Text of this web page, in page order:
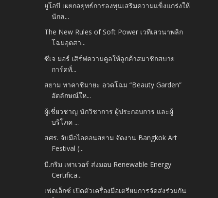
ยูโอบี เผยกลยุทธ์การลงทุนเสริมความแข็งแกร่งให้
นักล...
The New Rules of Soft Power เวทีเสวนาพลิก
โฉมอุตสา...
ซีเจ มอร์ เสิร์ฟความคูลให้ลูกค้าสมาชิกสบาย
การ์ดทั่...
สยาม ทาคาชิมายะ อวดโฉม “Beauty Garden”
อัตลักษณ์ให...
ผู้เชี่ยวชาญ นักวิชาการ ผู้ประกอบการ และผู้
บริโภค ...
สศร. จับมือไอคอนสยาม จัดงาน Bangkok Art
Festival (...
บี.กริม เพาเวอร์ ส่งมอบ Renewable Energy
Certifica...
เฟดเอ็กซ์ เปิดตัวเครื่องมือเตรียมการจัดส่งร่วมกัน